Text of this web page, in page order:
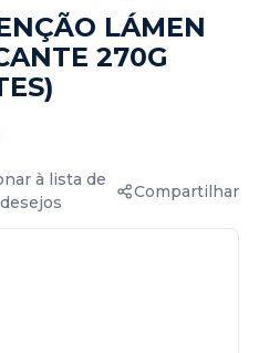
LÁMEN
270G
à lista de
desejos
Compartilhar